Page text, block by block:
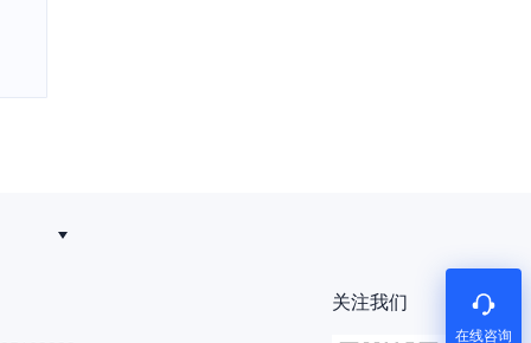
关注我们
在线咨询